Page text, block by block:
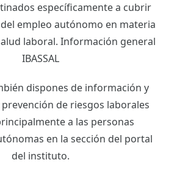
específicamente a cubrir
empleo autónomo en materia
laboral. Información general
IBASSAL
dispones de información y
de riesgos laborales
a las personas
en la sección del portal
del instituto.